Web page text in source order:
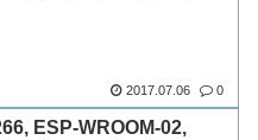
2017.07.06 0
ESP-WROOM-02,